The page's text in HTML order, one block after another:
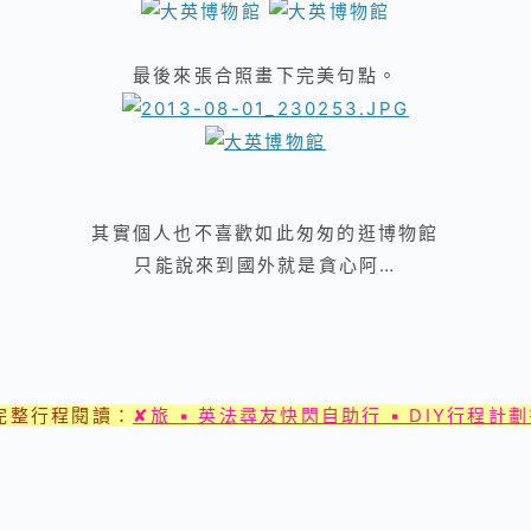
最後來張合照畫下完美句點。
其實個人也不喜歡如此匆匆的逛博物館
只能說來到國外就是貪心阿…
行程閱讀： ✘旅 ▪ 英法尋友快閃自助行 ▪ DIY行程計